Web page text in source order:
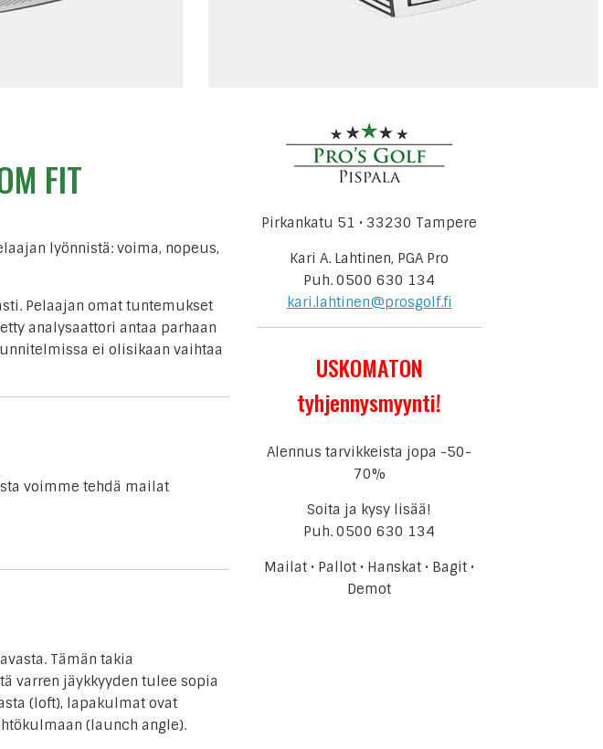
FIT
lyönnistä: voima, nopeus,
Pelaajan omat tuntemukset
analysaattori antaa parhaan
ei olisikaan vaihtaa
voimme tehdä mailat
Tämän takia
varren jäykkyyden tulee sopia
(loft), lapakulmat ovat
(launch angle).
Pirkankatu 51 • 33230 Tampere
Kari A. Lahtinen, PGA Pro
Puh.0500 630 134
kari.lahtinen@prosgolf.fi
USKOMATON
tyhjennysmyynti!
Alennus tarvikkeista jopa -50-
70%
Soita ja kysy lisää!
Puh.0500 630 134
Mailat • Pallot • Hanskat • Bagit •
Demot